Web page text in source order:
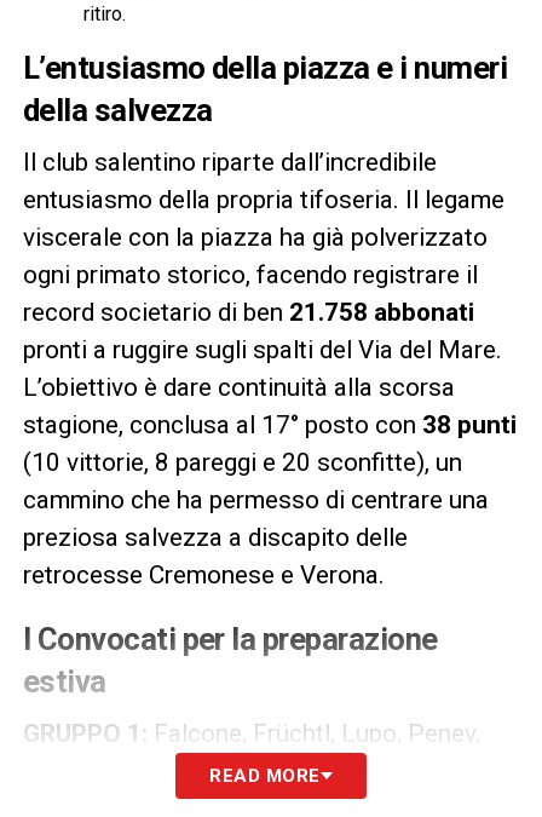
ritiro.
L’entusiasmo della piazza e i numeri
della salvezza
Il club salentino riparte dall’incredibile
entusiasmo della propria tifoseria. Il legame
viscerale con la piazza ha già polverizzato
ogni primato storico, facendo registrare il
record societario di ben 21.758 abbonati
pronti a ruggire sugli spalti del Via del Mare.
L’obiettivo è dare continuità alla scorsa
stagione, conclusa al 17° posto con 38 punti
(10 vittorie, 8 pareggi e 20 sconfitte), un
cammino che ha permesso di centrare una
preziosa salvezza a discapito delle
retrocesse Cremonese e Verona.
I Convocati per la preparazione
estiva
GRUPPO 1: Falcone, Früchtl, Lupo, Penev,
Gallo, Gaspar, Jean, Ndaba, Pérez, Siebert,
Tiago Gabriel, Veiga, Berisha, Coulibaly,
READ MORE